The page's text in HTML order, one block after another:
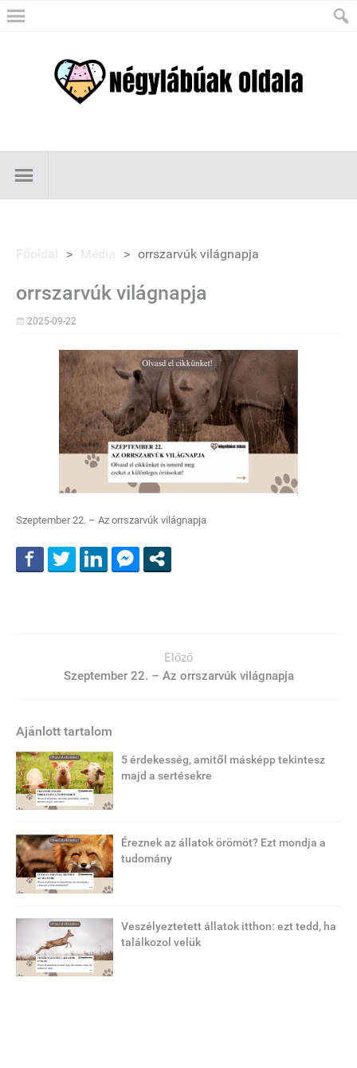
Főoldal > Média > orrszarvúk világnapja
orrszarvúk világnapja
2025-09-22
Szeptember 22. – Az orrszarvúk világnapja
Előző
Szeptember 22. – Az orrszarvúk világnapja
Ajánlott tartalom
5 érdekesség, amitől másképp tekintesz
majd a sertésekre
Éreznek az állatok örömöt? Ezt mondja a
tudomány
Veszélyeztetett állatok itthon: ezt tedd, ha
találkozol velük